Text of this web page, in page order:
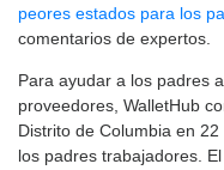
peores estados para los
comentarios de expertos.
Para ayudar a los padres
proveedores, WalletHub
Distrito de Columbia en
los padres trabajadores.